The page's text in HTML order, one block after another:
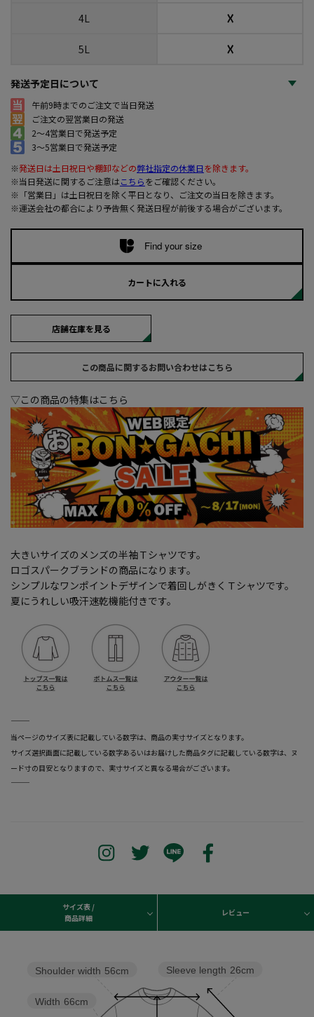
4L ☓
5L ☓
発送予定日について
午前9時までのご注文で当日発送
ご注文の翌営業日の発送
2～4営業日で発送予定
3～5営業日で発送予定
※発送日は土日祝日や棚卸などの弊社指定の休業日を除きます。
※当日発送に関するご注意はこちらをご確認ください。
※「営業日」は土日祝日を除く平日となり、ご注文の当日を除きます。
※運送会社の都合により予告無く発送日程が前後する場合がございます。
Find your size
カートに入れる
店舗在庫を見る
この商品に関するお問い合わせはこちら
▽この商品の特集はこちら
大きいサイズのメンズの半袖Ｔシャツです。
ロゴスパークブランドの商品になります。
シンプルなワンポイントデザインで着回しがきくＴシャツです。
夏にうれしい吸汗速乾機能付きです。
―――――――――――――――――――――――
当ページのサイズ表に記載している数字は、商品の実寸サイズとなります。
サイズ選択画面に記載している数字あるいはお届けした商品タグに記載している数字は、ヌ
ード寸の目安となりますので、実寸サイズと異なる場合がございます。
―――――――――――――――――――――――
サイズ表 /
商品詳細
レビュー
Sleeve length 26cm
Width 66cm
Shoulder width 56cm